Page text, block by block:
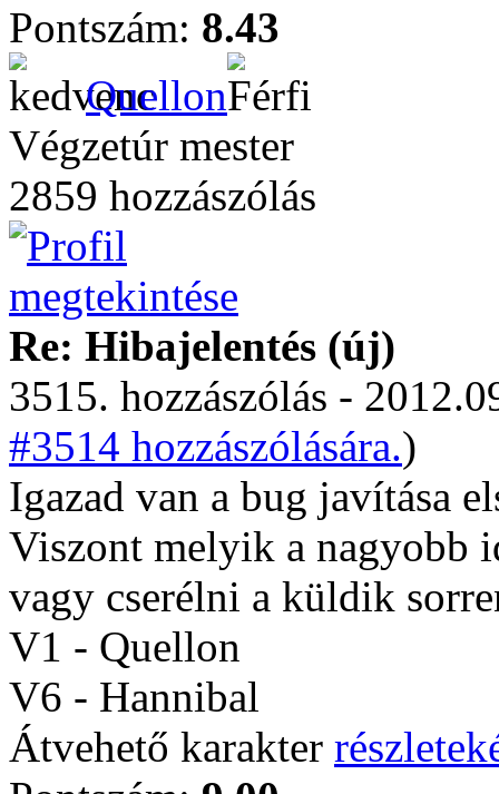
Pontszám: 8.43
Quellon
Végzetúr mester
2859 hozzászólás
Re: Hibajelentés (új)
3515. hozzászólás -
#3514 hozzászólására.)
Igazad van a bug javítása
Viszont melyik a nagyobb
vagy cserélni a küldik
V1 - Quellon
V6 - Hannibal
Átvehető karakter